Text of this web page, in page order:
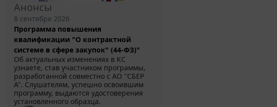
Анонсы
8 сентября 2026
Программа повышения
квалификации "О контрактной
системе в сфере закупок" (44-ФЗ)"
Об актуальных изменениях в КС
узнаете, став участником программы,
разработанной совместно с АО ''СБЕР
А". Слушателям, успешно освоившим
программу, выдаются удостоверения
установленного образца.